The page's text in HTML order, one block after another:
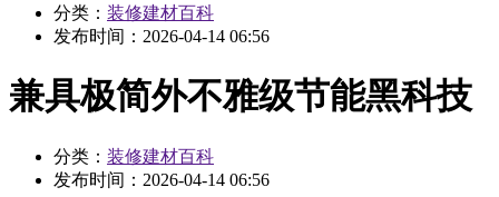
分类： 装修建材百科
发布时间： 2026-04-14 06:56
兼具极简外不雅级节能黑科技
分类： 装修建材百科
发布时间： 2026-04-14 06:56